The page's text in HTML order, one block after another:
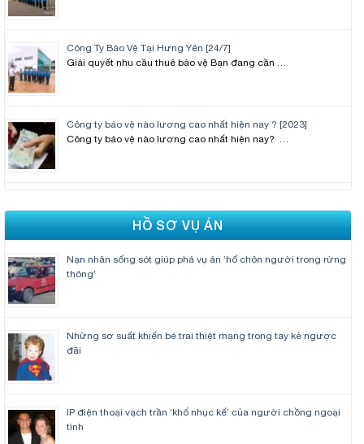
Công Ty Bảo Vệ Tại Hưng Yên [24/7]
Giải quyết nhu cầu thuê bảo vệ Bạn đang cần …
Công ty bảo vệ nào lương cao nhất hiện nay ? [2023]
Công ty bảo vệ nào lương cao nhất hiện nay? …
HỒ SƠ VỤ ÁN
Nạn nhân sống sót giúp phá vụ án ‘hố chôn người trong rừng
thông’
Những sơ suất khiến bé trai thiệt mạng trong tay kẻ ngược
đãi
IP điện thoại vạch trần ‘khổ nhục kế’ của người chồng ngoại
tình